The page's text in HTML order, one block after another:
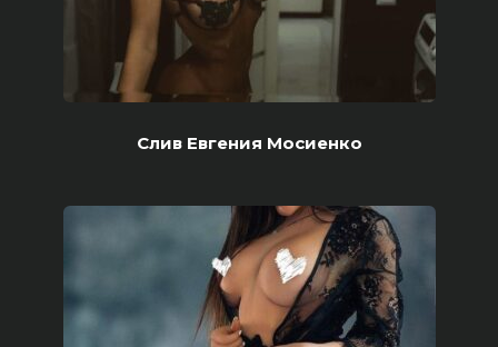
Слив Евгения Мосиенко